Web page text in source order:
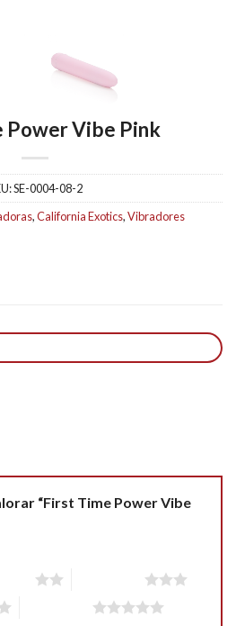
Power Vibe Pink
SE-0004-08-2
,California Exotics,Vibradores
“First Time Power Vibe